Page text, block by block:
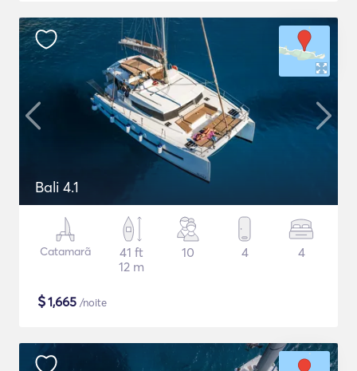
Bali 4.1
Catamarã
41 ft
12 m
10 4 4
$1,665 /noite